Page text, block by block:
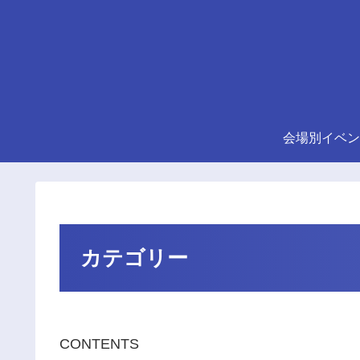
会場別イベ
カテゴリー
CONTENTS